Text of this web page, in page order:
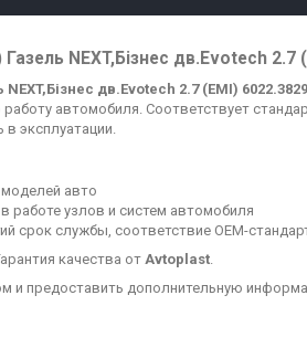
NEXT,Бізнес дв.Evotech 2.7
дв.Evotech 2.7 (ЕМІ)
автомобиля. Соответствует
эксплуатации.
авто
узлов и систем автомобиля
срок службы, соответствие OEM-
качества от Avtoplast
и предоставить дополнительную